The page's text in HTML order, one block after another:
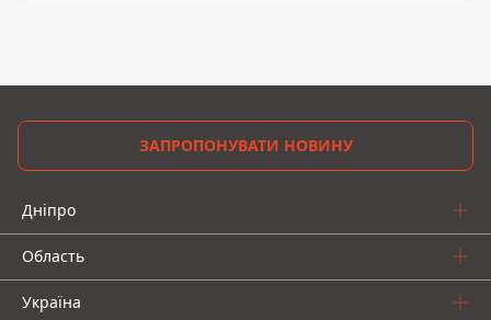
ЗАПРОПОНУВАТИ НОВИНУ
Дніпро
Область
Україна